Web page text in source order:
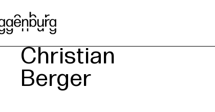
Christian
Berger